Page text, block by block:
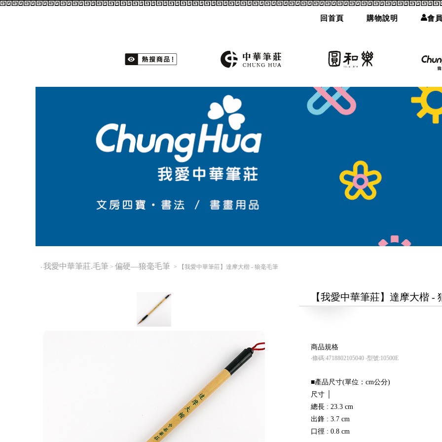
回首頁 購物說明 會
‧ 我愛中華筆莊.毛筆 > 偏硬—狼毫毛筆 > 【我愛中華筆莊】達摩大楷 - 狼毫毛筆
【我愛中華筆莊】達摩大楷 -
商品規格
‧條碼:4718802105040 ‧型號:10500E
■產品尺寸(單位：cm公分)
尺寸 │
總長 : 23.3 cm
出鋒 : 3.7 cm
口徑 : 0.8 cm